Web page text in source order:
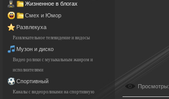
Жизненное в блогах
Смех и Юмор
Развлекуха
Развлекательное телевидение и видосы
Музон и диско
Видео ролики с музыкальным жанром и
исполнителями
Спортивный
Каналы с видеороликами на спортивную
Просмотры